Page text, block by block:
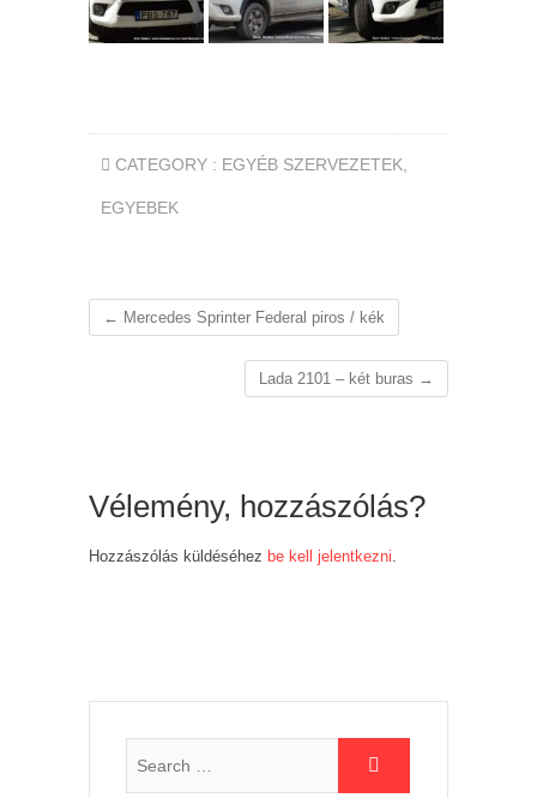
CATEGORY : EGYÉB SZERVEZETEK
EGYEBEK
← Mercedes Sprinter Federal piros / kék
Lada 2101 – két buras →
Vélemény, hozzászólás?
Hozzászólás küldéséhez be kell jelentkezni